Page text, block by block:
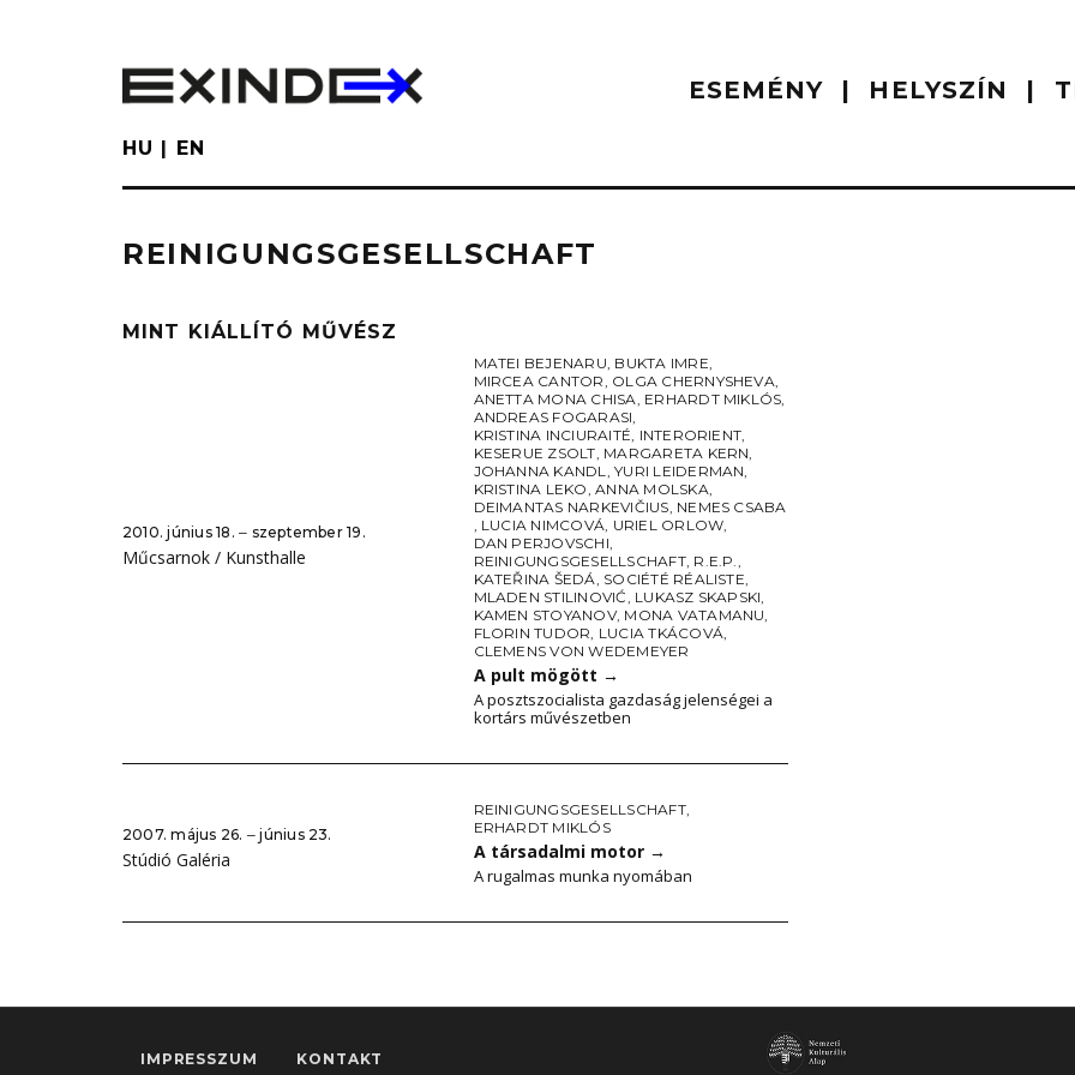
ESEMÉNY HELYSZÍN
HU EN
REINIGUNGSGESELLSCHAFT
MINT KIÁLLÍTÓ MŰVÉSZ
2010. június 18. ‒ szeptember 19.
Műcsarnok / Kunsthalle
MATEI BEJENARU, BUKTA IMRE,
MIRCEA CANTOR, OLGA CHERNYSHEVA,
ANETTA MONA CHISA, ERHARDT MIKLÓS,
ANDREAS FOGARASI,
KRISTINA INCIURAITÉ, INTERORIENT,
KESERUE ZSOLT, MARGARETA KERN,
JOHANNA KANDL,YURI LEIDERMAN,
KRISTINA LEKO,ANNA MOLSKA,
DEIMANTAS NARKEVIČIUS, NEMES CSABA
, LUCIA NIMCOVÁ, URIEL ORLOW,
DAN PERJOVSCHI,
REINIGUNGSGESELLSCHAFT, R.E.P.,
KATEŘINA ŠEDÁ, SOCIÉTÉ RÉALISTE,
MLADEN STILINOVIĆ, LUKASZ SKAPSKI,
KAMEN STOYANOV, MONA VATAMANU,
FLORIN TUDOR, LUCIA TKÁCOVÁ,
CLEMENS VON WEDEMEYER
A pult mögött →
A posztszocialista gazdaság jelenségei a
kortárs művészetben
2007. május 26. ‒ június 23.
Stúdió Galéria
REINIGUNGSGESELLSCHAFT,
ERHARDT MIKLÓS
A társadalmi motor →
A rugalmas munka nyomában
IMPRESSZUM KONTAKT